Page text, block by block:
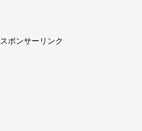
スポンサーリンク